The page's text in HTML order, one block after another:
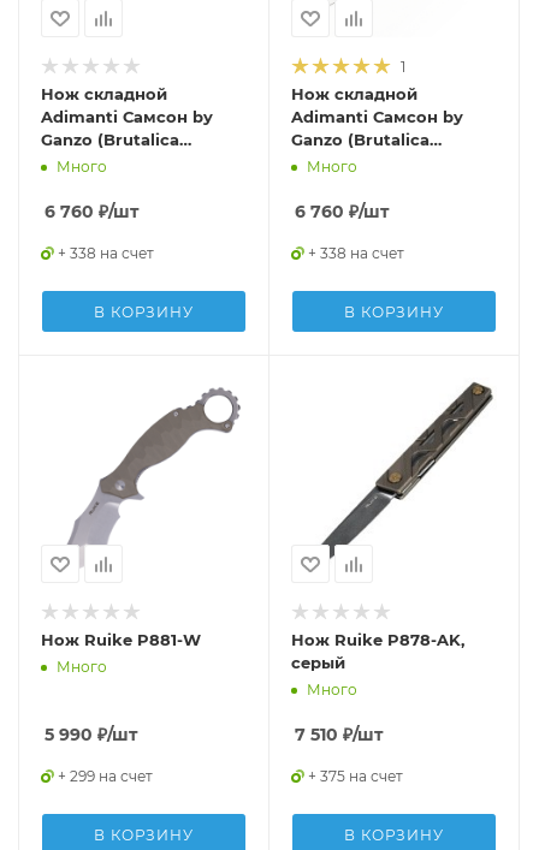
Нож складной
Adimanti Самсон by
Ganzo (Brutalica
дизайн), Samson-BL
Много
6 760 ₽/шт
+ 338 на счет
В КОРЗИНУ
1
Нож складной
Adimanti Самсон by
Ganzo (Brutalica
дизайн), Samson-BK
Много
6 760 ₽/шт
+ 338 на счет
В КОРЗИНУ
Нож Ruike P881-W
Много
5 990 ₽/шт
+ 299 на счет
В КОРЗИНУ
Нож Ruike P878-AK,
серый
Много
7 510 ₽/шт
+ 375 на счет
В КОРЗИНУ